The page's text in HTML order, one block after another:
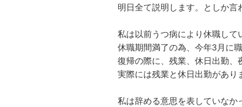
明日全て説明します。としか言
私は以前うつ病により休職して
休職期間満了の為、今年3月に
復帰の際に、残業、休日出勤、
実際には残業と休日出勤があり
私は辞める意思を表していなか